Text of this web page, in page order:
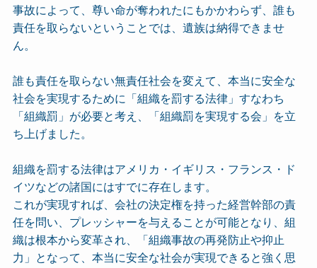
事故によって、尊い命が奪われたにもかかわらず、誰も
責任を取らないということでは、遺族は納得できませ
ん。
誰も責任を取らない無責任社会を変えて、本当に安全な
社会を実現するために「組織を罰する法律」すなわち
「組織罰」が必要と考え、「組織罰を実現する会」を立
ち上げました。
組織を罰する法律はアメリカ・イギリス・フランス・ド
イツなどの諸国にはすでに存在します。
これが実現すれば、会社の決定権を持った経営幹部の責
任を問い、プレッシャーを与えることが可能となり、組
織は根本から変革され、「組織事故の再発防止や抑止
力」となって、本当に安全な社会が実現できると強く思